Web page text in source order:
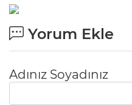
Yorum Ekle
Adınız Soyadınız